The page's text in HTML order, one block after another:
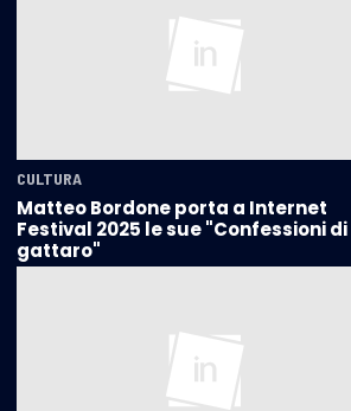
CULTURA
Matteo Bordone porta a Internet
Festival 2025 le sue "Confessioni
gattaro"